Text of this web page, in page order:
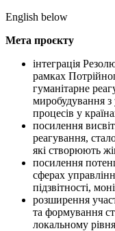
English below
Мета проєкту
інтеграція
рамках
гуманітарне
миробудування з
процесів у
посилення
реагування,
які створюють
посилення
сферах
підзвітності,
розширення
та формування
локальному